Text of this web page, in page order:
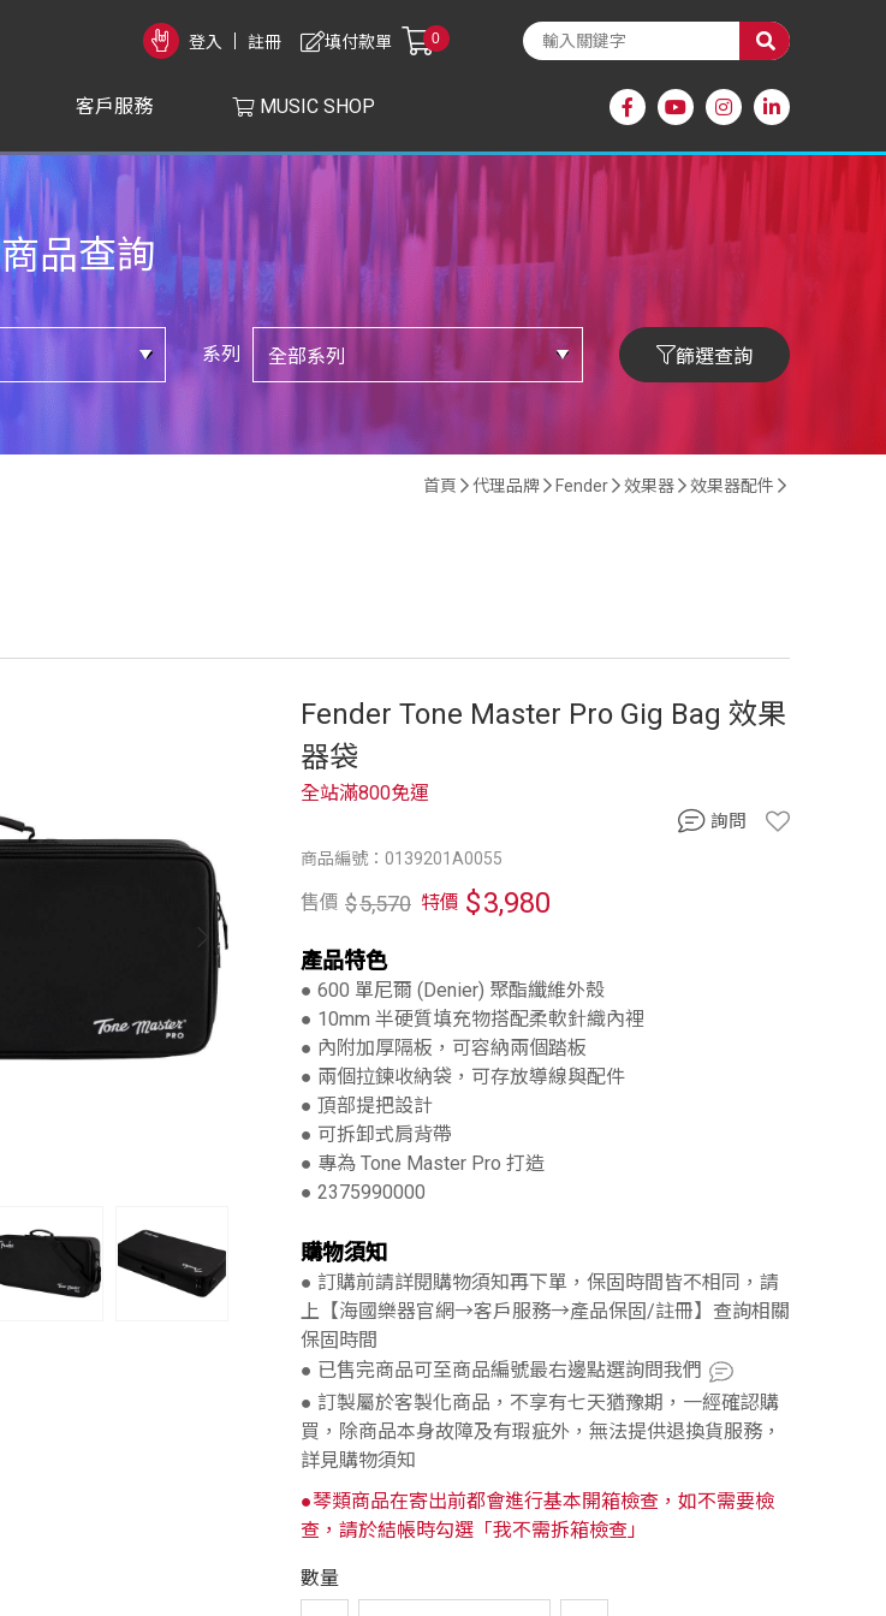
登入 註冊 0
填付款單
客戶服務 MUSIC SHOP
商品查詢
系列 篩選查詢
首頁 代理品牌 Fender 效果器 效果器配件
Fender Tone Master Pro Gig Bag 效果
器袋
商品編號：0139201A0055
全站滿800免運
售價 $5,570 特價 $3,980
產品特色
● 600 單尼爾 (Denier) 聚酯纖維外殼
● 10mm 半硬質填充物搭配柔軟針織內裡
● 內附加厚隔板，可容納兩個踏板
● 兩個拉鍊收納袋，可存放導線與配件
● 頂部提把設計
● 可拆卸式肩背帶
● 專為 Tone Master Pro 打造
● 2375990000
購物須知
● 訂購前請詳閱購物須知再下單，保固時間皆不相同，請
上【海國樂器官網→客戶服務→產品保固/註冊】查詢相關
保固時間
● 已售完商品可至商品編號最右邊點選詢問我們
● 訂製屬於客製化商品，不享有七天猶豫期，一經確認購
買，除商品本身故障及有瑕疵外，無法提供退換貨服務，
詳見購物須知
●琴類商品在寄出前都會進行基本開箱檢查，如不需要檢
查，請於結帳時勾選「我不需拆箱檢查」
數量
詢問